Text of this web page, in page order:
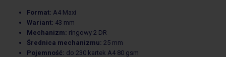
Format: A4 Maxi
Wariant: 43 mm
Mechanizm: ringowy 2 DR
Średnica mechanizmu: 25 mm
Pojemność: do 230 kartek A4 80 gsm